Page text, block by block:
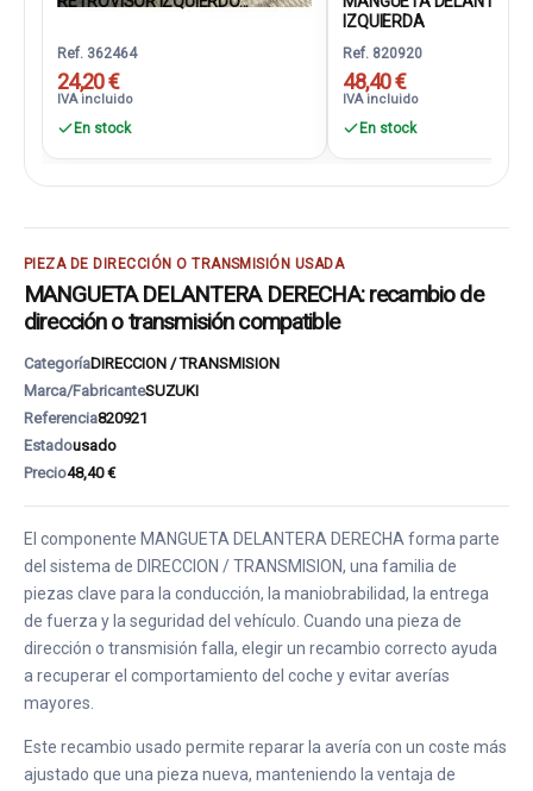
Ref. 362464
24,20 €
IVA incluido
En stock
IZQUIERDA
Ref. 820920
48,40 €
IVA incluido
En stock
PIEZA DE DIRECCIÓN O TRANSMISIÓN USADA
MANGUETA DELANTERA DERECHA: recambio de
dirección o transmisión compatible
CategoríaDIRECCION / TRANSMISION
Marca/FabricanteSUZUKI
Referencia820921
Estadousado
Precio48,40 €
El componente MANGUETA DELANTERA DERECHA forma parte
del sistema de DIRECCION / TRANSMISION, una familia de
piezas clave para la conducción, la maniobrabilidad, la entrega
de fuerza y la seguridad del vehículo. Cuando una pieza de
dirección o transmisión falla, elegir un recambio correcto ayuda
a recuperar el comportamiento del coche y evitar averías
mayores.
Este recambio usado permite reparar la avería con un coste más
ajustado que una pieza nueva, manteniendo la ventaja de